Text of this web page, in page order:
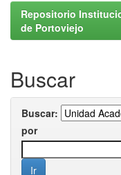
Repositorio
de Portoviejo
Buscar
Buscar:
por